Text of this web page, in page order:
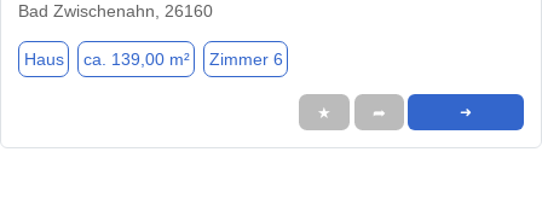
Bad Zwischenahn, 26160
Haus ca. 139,00 m² Zimmer 6
★ ➦ ➜